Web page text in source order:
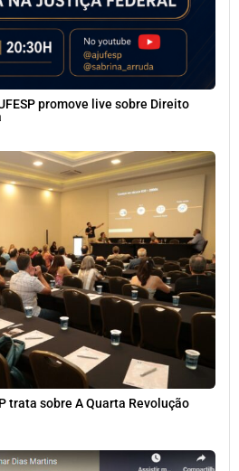
promove live sobre Direito
trata sobre A Quarta Revolução